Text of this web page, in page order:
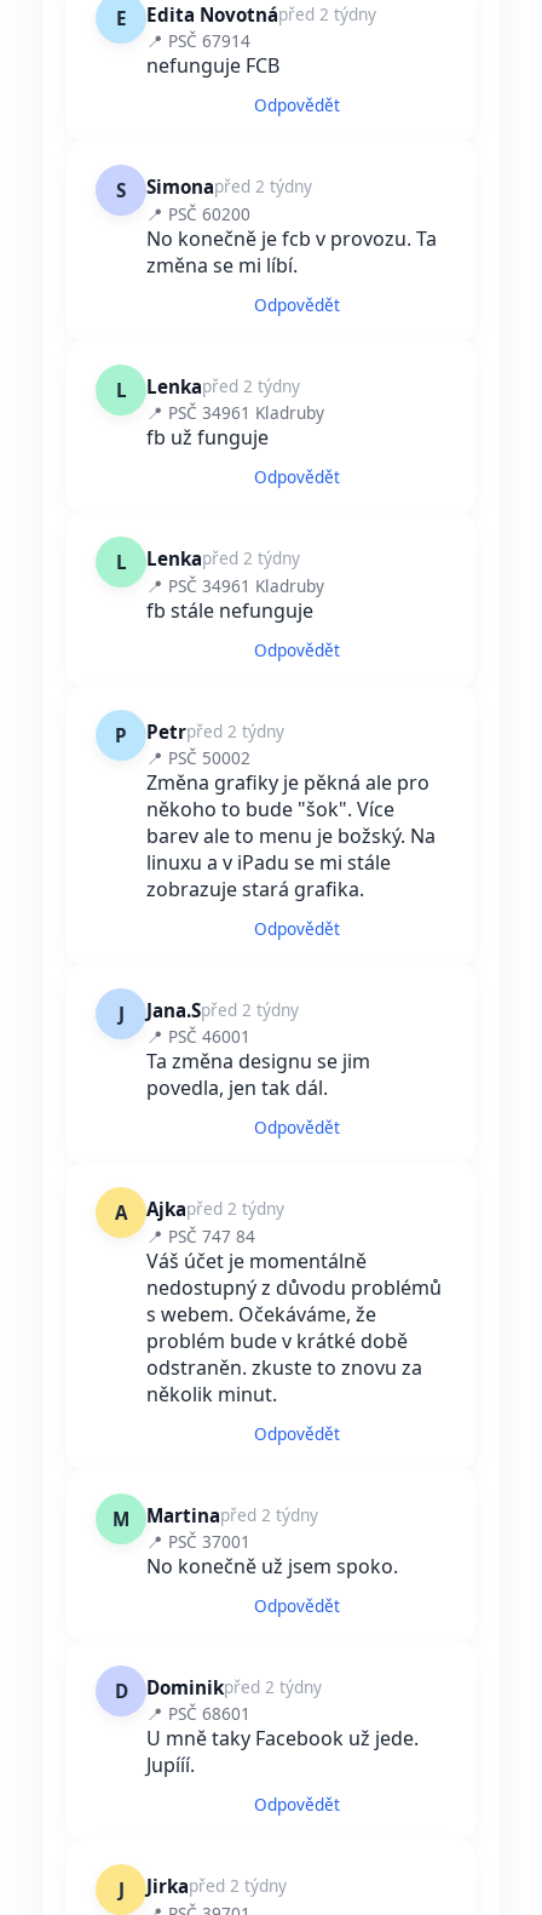
E Edita Novotnápřed 2 týdny
📍 PSČ 67914
nefunguje FCB
Odpovědět
S Simonapřed 2 týdny
📍 PSČ 60200
No konečně je fcb v provozu. Ta
změna se mi líbí.
Odpovědět
L Lenkapřed 2 týdny
📍 PSČ 34961 Kladruby
fb už funguje
Odpovědět
L Lenkapřed 2 týdny
📍 PSČ 34961 Kladruby
fb stále nefunguje
Odpovědět
P Petrpřed 2 týdny
📍 PSČ 50002
Změna grafiky je pěkná ale pro
někoho to bude "šok". Více
barev ale to menu je božský. Na
linuxu a v iPadu se mi stále
zobrazuje stará grafika.
Odpovědět
J Jana.Spřed 2 týdny
📍 PSČ 46001
Ta změna designu se jim
povedla, jen tak dál.
Odpovědět
A Ajkapřed 2 týdny
📍 PSČ 747 84
Váš účet je momentálně
nedostupný z důvodu problémů
s webem. Očekáváme, že
problém bude v krátké době
odstraněn. zkuste to znovu za
několik minut.
Odpovědět
M Martinapřed 2 týdny
📍 PSČ 37001
No konečně už jsem spoko.
Odpovědět
D Dominikpřed 2 týdny
📍 PSČ 68601
U mně taky Facebook už jede.
Jupííí.
Odpovědět
J Jirkapřed 2 týdny